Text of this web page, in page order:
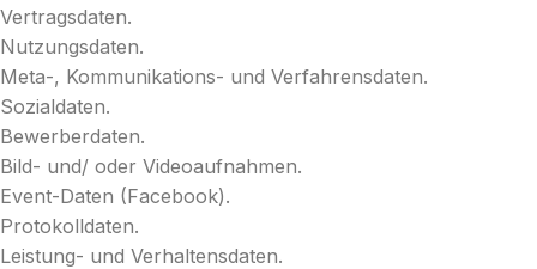
Vertragsdaten.
Nutzungsdaten.
Meta-, Kommunikations- und Verfahrensdaten.
Sozialdaten.
Bewerberdaten.
Bild- und/ oder Videoaufnahmen.
Event-Daten (Facebook).
Protokolldaten.
Leistung- und Verhaltensdaten.